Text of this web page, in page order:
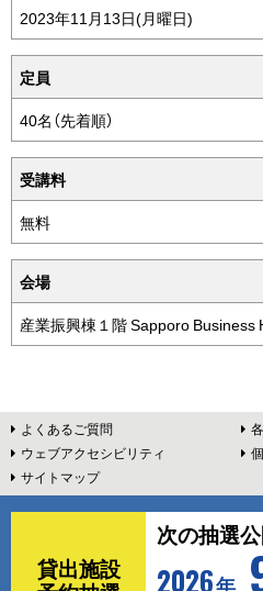
ッ
プ
へ
戻
る
表
2023年11月13日(月曜日)
定員
40名（先着順）
受講料
無料
会場
産業振興棟１階 Sapporo Business
本
文
へ
よくあるご質問
ウェブアクセシビリティ
サイトマップ
ピ
貸出施設
次の抽選
2026